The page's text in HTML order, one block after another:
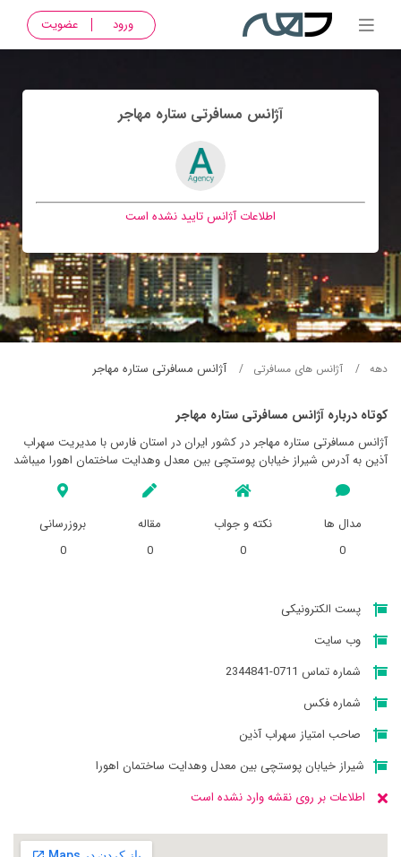
ورود عضویت
آژانس مسافرتی ستاره مهاجر
اطلاعات آژانس تایید نشده است
دهه آژانس های مسافرتی آژانس مسافرتی ستاره مهاجر
کوتاه درباره آژانس مسافرتی ستاره مهاجر
آژانس مسافرتی ستاره مهاجر در کشور ایران در استان فارس با مدیریت سهراب
آذین به آدرس شیراز خیابان پوستچی بین معدل وهدایت ساختمان اهورا میباشد
مدال ها
0
نکته و جواب
0
مقاله
0
بروزرسانی
0
پست الکترونیکی
وب سایت
شماره تماس 0711-2344841
شماره فکس
صاحب امتیاز سهراب آذین
شیراز خیابان پوستچی بین معدل وهدایت ساختمان اهورا
اطلاعات بر روی نقشه وارد نشده است